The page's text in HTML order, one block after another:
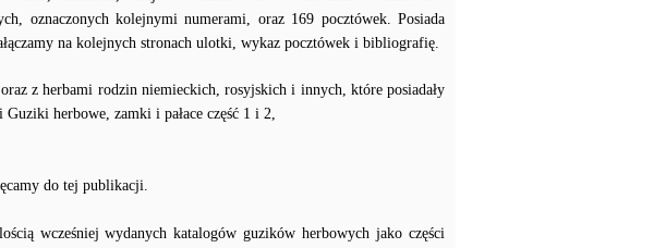
oznaczonych kolejnymi numerami, oraz 169 pocztówek. Posiada
na kolejnych stronach ulotki, wykaz pocztówek i bibliografię.
z herbami rodzin niemieckich, rosyjskich i innych, które posiadały
herbowe, zamki i pałace część 1 i 2,
do tej publikacji.
wcześniej wydanych katalogów guzików herbowych jako części